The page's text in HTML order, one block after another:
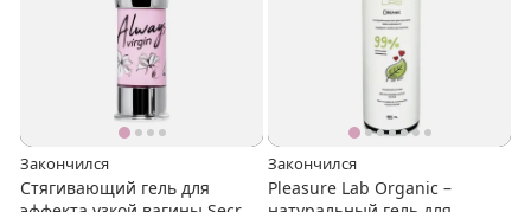
Закончился
Стягивающий гель для
Закончился
Pleasure Lab Organic –